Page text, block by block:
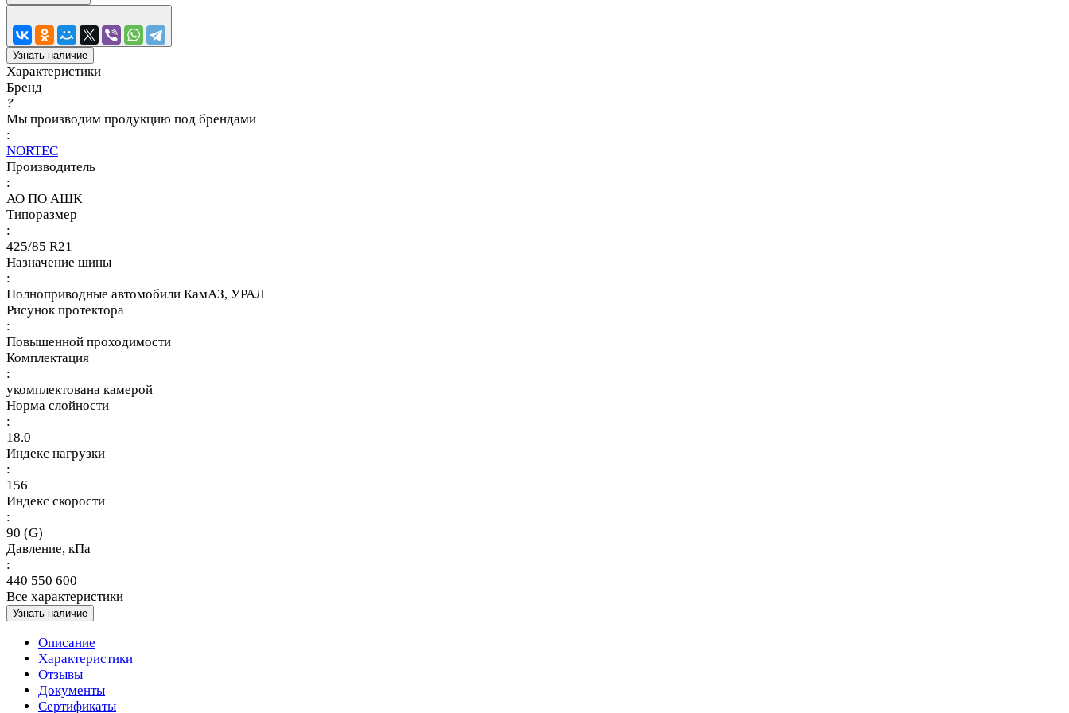
Узнать наличие
Характеристики
Бренд
?
Мы производим продукцию под брендами
:
NORTEC
Производитель
:
АО ПО АШК
Типоразмер
:
425/85 R21
Назначение шины
:
Полноприводные автомобили КамАЗ, УРАЛ
Рисунок протектора
:
Повышенной проходимости
Комплектация
:
укомплектована камерой
Норма слойности
:
18.0
Индекс нагрузки
:
156
Индекс скорости
:
90 (G)
Давление, кПа
:
440 550 600
Все характеристики
Узнать наличие
Описание
Характеристики
Отзывы
Документы
Сертификаты